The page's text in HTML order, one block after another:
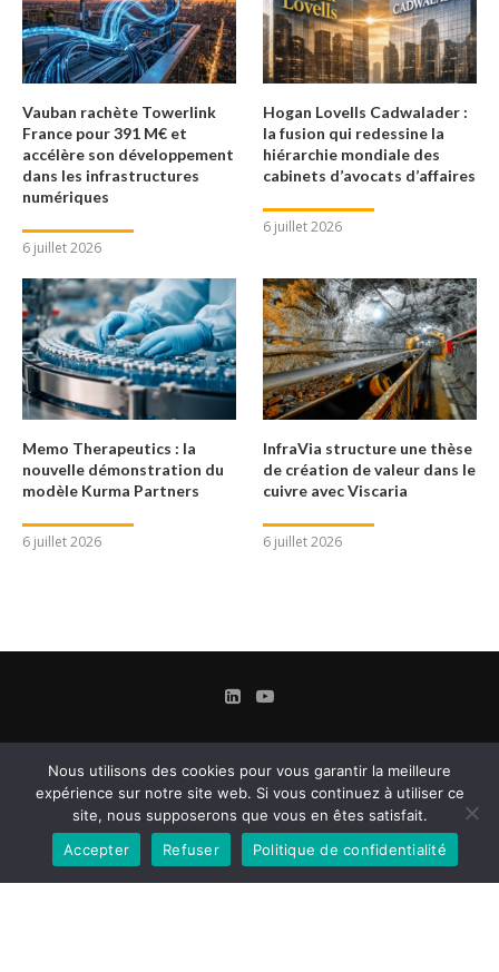
Vauban rachète Towerlink
France pour 391 M€ et
accélère son développement
dans les infrastructures
numériques
6 juillet 2026
Hogan Lovells Cadwalader :
la fusion qui redessine la
hiérarchie mondiale des
cabinets d’avocats d’affaires
6 juillet 2026
Memo Therapeutics : la
nouvelle démonstration du
modèle Kurma Partners
6 juillet 2026
InfraVia structure une thèse
de création de valeur dans le
cuivre avec Viscaria
6 juillet 2026
Contact
Mentions légales
Conditions Générales d’Utilisation et d’Abonnement
Nous utilisons des cookies pour vous garantir la meilleure
expérience sur notre site web. Si vous continuez à utiliser ce
site, nous supposerons que vous en êtes satisfait.
Accepter
Refuser Politique de confidentialité